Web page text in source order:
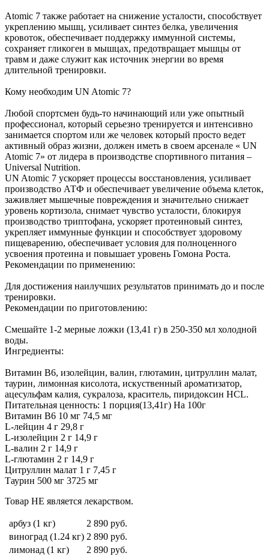
Atomic 7 также работает на снижение усталости, способствует
укреплению мышц, усиливает синтез белка, увеличения
кровоток, обеспечивает поддержку иммунной системы,
сохраняет гликоген в мышцах, предотвращает мышцы от
травм и даже служит как источник энергии во время
длительной тренировки.
Кому необходим UN Atomic 7?
Любой спортсмен будь-то начинающий или уже опытный
профессионал, который серьезно тренируется и интенсивно
занимается спортом или же человек который просто ведет
активный образ жизни, должен иметь в своем арсенале « UN
Atomic 7» от лидера в производстве спортивного питания –
Universal Nutrition.
UN Atomic 7 ускоряет процессы восстановления, усиливает
производство АТФ и обеспечивает увеличение объема клеток,
заживляет мышечные повреждения и значительно снижает
уровень кортизола, снимает чувство усталости, блокируя
производство триптофана, ускоряет протеиновый синтез,
укрепляет иммунные функции и способствует здоровому
пищеварению, обеспечивает условия для полноценного
усвоения протеина и повышает уровень Гомона Роста.
Рекомендации по применению:
Для достижения наилучших результатов принимать до и после
тренировки.
Рекомендации по приготовлению:
Смешайте 1-2 мерные ложки (13,41 г) в 250-350 мл холодной
воды.
Ингредиенты:
Витамин B6, изолейцин, валин, глютамин, цитруллин малат,
таурин, лимонная кисолота, искуственный ароматизатор,
ацесульфам калия, сукралоза, краситель, пиридоксин HCL.
Питательная ценность: 1 порция(13,41г) На 100г
Витамин B6 10 мг 74,5 мг
L-лейцин 4 г 29,8 г
L-изолейцин 2 г 14,9 г
L-валин 2 г 14,9 г
L-глютамин 2 г 14,9 г
Цитруллин малат 1 г 7,45 г
Таурин 500 мг 3725 мг
Товар НЕ является лекарством.
арбуз (1 кг) 2 890 руб.
виноград (1.24 кг) 2 890 руб.
лимонад (1 кг)
2 890 руб.